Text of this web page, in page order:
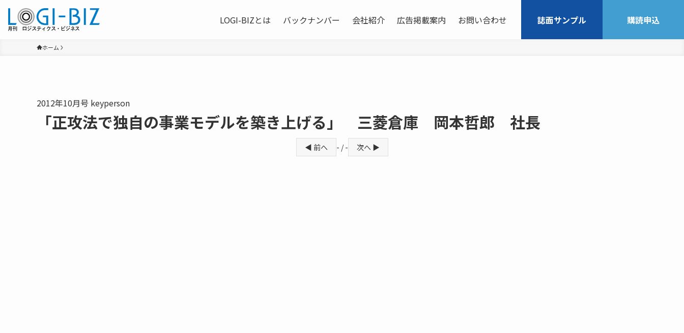
LOGI-BIZとは バックナンバー 会社紹介 広告掲載案内 お問い合わせ 誌面サンプル 購読申込
ホーム
2012年10月号 keyperson
「正攻法で独自の事業モデルを築き上げる」 三菱倉庫 岡本哲郎 社長
◀ 前へ - / - 次へ ▶